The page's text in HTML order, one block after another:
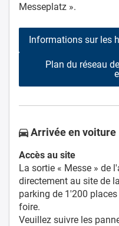
Messeplatz ».
Informations sur les
Plan du réseau
Arrivée en voiture
Accès au site
La sortie « Messe » de
directement au site de
parking de 1'200
foire.
Veuillez suivre les